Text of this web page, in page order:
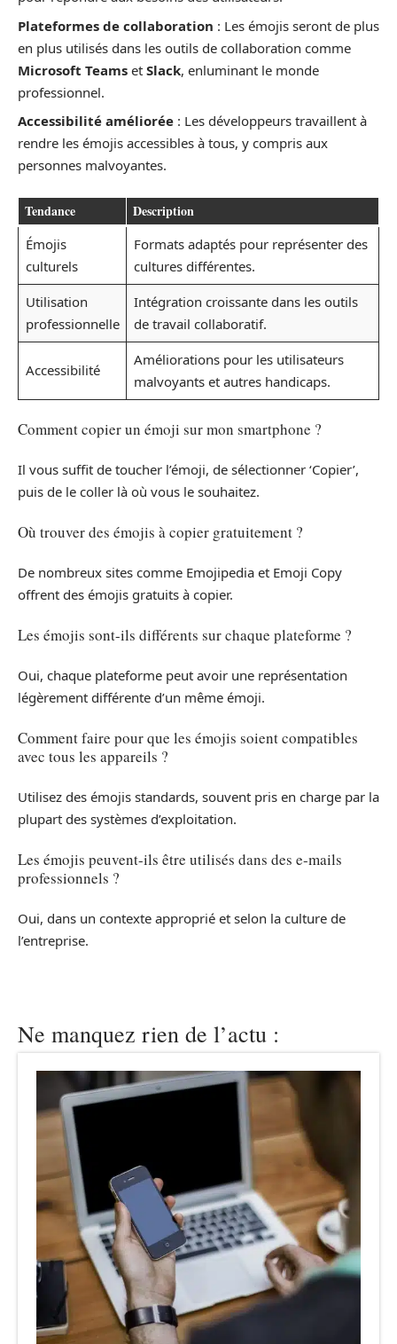
Plateformes de collaboration : Les émojis seront de plus
en plus utilisés dans les outils de collaboration comme
Microsoft Teams et Slack, enluminant le monde
professionnel.
Accessibilité améliorée : Les développeurs travaillent à
rendre les émojis accessibles à tous, y compris aux
personnes malvoyantes.
Tendance Description
Émojis
culturels
Formats adaptés pour représenter des
cultures différentes.
Utilisation
professionnelle
Intégration croissante dans les outils
de travail collaboratif.
Accessibilité
Améliorations pour les utilisateurs
malvoyants et autres handicaps.
Comment copier un émoji sur mon smartphone ?
Il vous suffit de toucher l’émoji, de sélectionner ‘Copier’,
puis de le coller là où vous le souhaitez.
Où trouver des émojis à copier gratuitement ?
De nombreux sites comme Emojipedia et Emoji Copy
offrent des émojis gratuits à copier.
Les émojis sont-ils différents sur chaque plateforme ?
Oui, chaque plateforme peut avoir une représentation
légèrement différente d’un même émoji.
Comment faire pour que les émojis soient compatibles
avec tous les appareils ?
Utilisez des émojis standards, souvent pris en charge par la
plupart des systèmes d’exploitation.
Les émojis peuvent-ils être utilisés dans des e-mails
professionnels ?
Oui, dans un contexte approprié et selon la culture de
l’entreprise.
Ne manquez rien de l’actu :